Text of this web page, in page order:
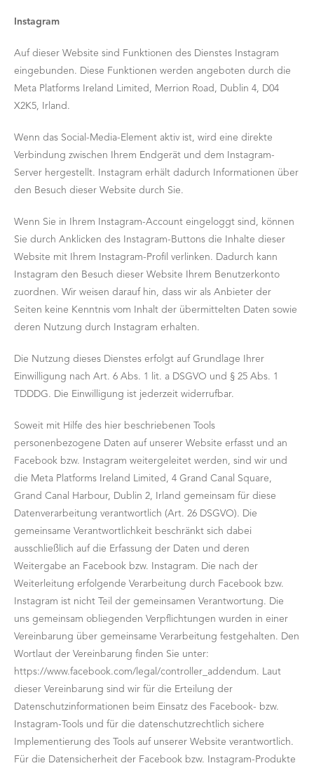
Instagram
Auf dieser Website sind Funktionen des Dienstes Instagram
eingebunden. Diese Funktionen werden angeboten durch die
Meta Platforms Ireland Limited, Merrion Road, Dublin 4, D04
X2K5, Irland.
Wenn das Social-Media-Element aktiv ist, wird eine direkte
Verbindung zwischen Ihrem Endgerät und dem Instagram-
Server hergestellt. Instagram erhält dadurch Informationen über
den Besuch dieser Website durch Sie.
Wenn Sie in Ihrem Instagram-Account eingeloggt sind, können
Sie durch Anklicken des Instagram-Buttons die Inhalte dieser
Website mit Ihrem Instagram-Profil verlinken. Dadurch kann
Instagram den Besuch dieser Website Ihrem Benutzerkonto
zuordnen. Wir weisen darauf hin, dass wir als Anbieter der
Seiten keine Kenntnis vom Inhalt der übermittelten Daten sowie
deren Nutzung durch Instagram erhalten.
Die Nutzung dieses Dienstes erfolgt auf Grundlage Ihrer
Einwilligung nach Art. 6 Abs. 1 lit. a DSGVO und § 25 Abs. 1
TDDDG. Die Einwilligung ist jederzeit widerrufbar.
Soweit mit Hilfe des hier beschriebenen Tools
personenbezogene Daten auf unserer Website erfasst und an
Facebook bzw. Instagram weitergeleitet werden, sind wir und
die Meta Platforms Ireland Limited, 4 Grand Canal Square,
Grand Canal Harbour, Dublin 2, Irland gemeinsam für diese
Datenverarbeitung verantwortlich (Art. 26 DSGVO). Die
gemeinsame Verantwortlichkeit beschränkt sich dabei
ausschließlich auf die Erfassung der Daten und deren
Weitergabe an Facebook bzw. Instagram. Die nach der
Weiterleitung erfolgende Verarbeitung durch Facebook bzw.
Instagram ist nicht Teil der gemeinsamen Verantwortung. Die
uns gemeinsam obliegenden Verpflichtungen wurden in einer
Vereinbarung über gemeinsame Verarbeitung festgehalten. Den
Wortlaut der Vereinbarung finden Sie unter:
https://www.facebook.com/legal/controller_addendum. Laut
dieser Vereinbarung sind wir für die Erteilung der
Datenschutzinformationen beim Einsatz des Facebook- bzw.
Instagram-Tools und für die datenschutzrechtlich sichere
Implementierung des Tools auf unserer Website verantwortlich.
Für die Datensicherheit der Facebook bzw. Instagram-Produkte